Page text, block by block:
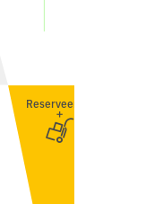
Reserveer